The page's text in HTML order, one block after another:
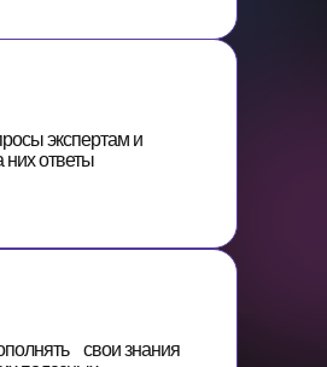
экспертам и
ответы
свои знания